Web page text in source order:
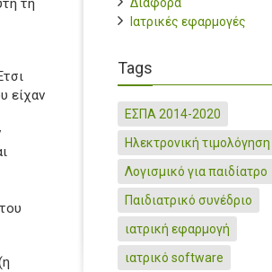
τη
είχαν
Ιατρικές εφαρμογές
Tags
ΕΣΠΑ 2014-2020
Ηλεκτρονική τιμολόγηση
Λογισμικό για παιδίατρο
Παιδιατρικό συνέδριο
ιατρική εφαρμογή
ιατρικό software